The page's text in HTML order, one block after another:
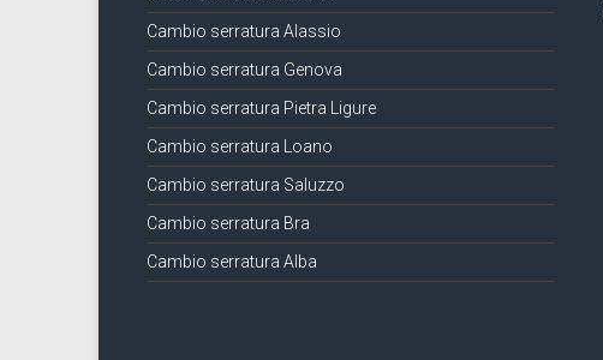
Cambio serratura Alassio
Cambio serratura Genova
Cambio serratura Pietra Ligure
Cambio serratura Loano
Cambio serratura Saluzzo
Cambio serratura Bra
Cambio serratura Alba